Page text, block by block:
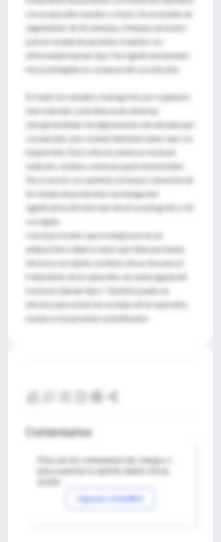
con un episodio maníaco o mixto. En un estudio de
seguimiento de 26 semanas, el tiempo necesario
para la recaída de pacientes estables con
enfermedad bipolar tipo I fue significativamente
más prolongado en comparación con placebo.
En todos los estudios, la droga fue, por lo general,
bien tolerada. La incidencia de síntomas
extrapiramidales fue ligeramente más elevada que
con placebo, pero sustancialmente menor que con
haloperidol. Otros efectos adversos incluyen
sedación, cefalea y síntomas gastrointestinales.
No se asoció con aumento en el peso, elevación de
los niveles de prolactina o prolongación
significativa del intervalo electrocardiográfico QT
corregido.
Concluye el autor que el aripiprazol es un
antipsicótico atípico nuevo que tiene una buena
eficacia y un rápido comienzo de acción para el
tratamiento de los episodios de manía aguda del
trastorno bipolar tipo I. También puede ser
efectivo para evitar las recaídas de los episodios
maníacos en pacientes estabilizados.
Comentarios
Para ver los comentarios de colegas o
Ingresar a IntraMed